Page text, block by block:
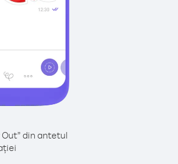
din antetul